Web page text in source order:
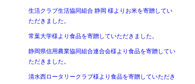
生活クラブ生活協同組合 静岡 様よりお米を寄贈してい
ただきました。
常葉大学様より食品を寄贈していただきました。
静岡県信用農業協同組合連合会様より食品を寄贈してい
ただきました。
清水西ロータリークラブ様より食品を寄贈していただき